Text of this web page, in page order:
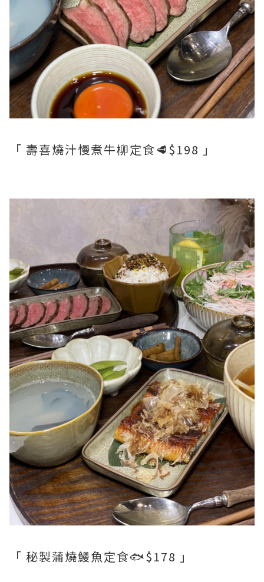
「 壽喜燒汁慢煮牛柳定食🥩$198 」
「 秘製蒲燒鰻魚定食🐟$178 」